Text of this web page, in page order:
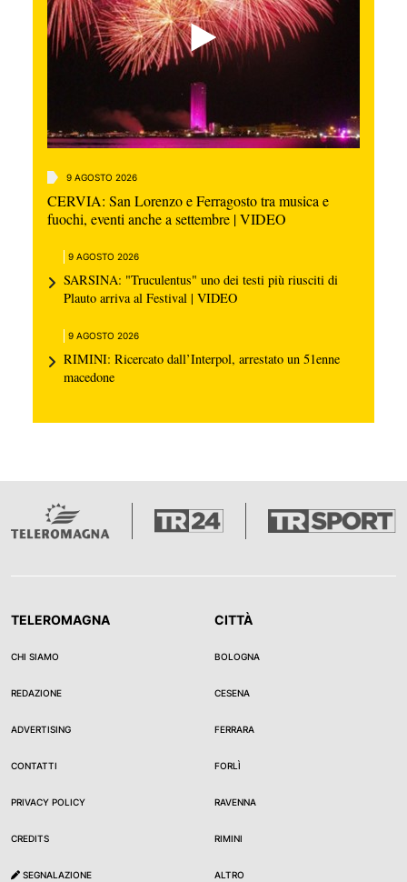
9 AGOSTO 2026
CERVIA: San Lorenzo e Ferragosto tra musica e
fuochi, eventi anche a settembre | VIDEO
9 AGOSTO 2026
SARSINA: "Truculentus" uno dei testi più riusciti di
Plauto arriva al Festival | VIDEO
9 AGOSTO 2026
RIMINI: Ricercato dall’Interpol, arrestato un 51enne
macedone
TELEROMAGNA
CHI SIAMO
REDAZIONE
ADVERTISING
CONTATTI
PRIVACY POLICY
CREDITS
SEGNALAZIONE
CITTÀ
BOLOGNA
CESENA
FERRARA
FORLÌ
RAVENNA
RIMINI
ALTRO